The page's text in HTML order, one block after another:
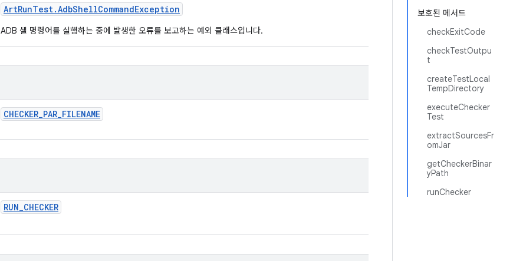
보호된 메서드
checkExitCode
checkTestOutpu
t
createTestLocal
TempDirectory
executeChecker
Test
extractSourcesFr
omJar
getCheckerBinar
yPath
runChecker
ArtRunTest.AdbShellCommandException
ADB 셸 명령어를 실행하는 중에 발생한 오류를 보고하는 예외 클래스입니다.
CHECKER_PAR_FILENAME
RUN_CHECKER